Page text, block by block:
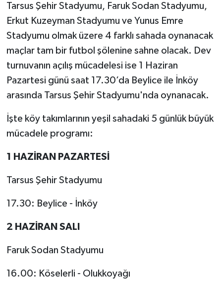
Tarsus Şehir Stadyumu, Faruk Sodan Stadyumu,
Erkut Kuzeyman Stadyumu ve Yunus Emre
Stadyumu olmak üzere 4 farklı sahada oynanacak
maçlar tam bir futbol şölenine sahne olacak. Dev
turnuvanın açılış mücadelesi ise 1 Haziran
Pazartesi günü saat 17.30’da Beylice ile İnköy
arasında Tarsus Şehir Stadyumu'nda oynanacak.
İşte köy takımlarının yeşil sahadaki 5 günlük büyük
mücadele programı:
1 HAZİRAN PAZARTESİ
Tarsus Şehir Stadyumu
17.30: Beylice - İnköy
2 HAZİRAN SALI
Faruk Sodan Stadyumu
16.00: Köselerli - Olukkoyağı